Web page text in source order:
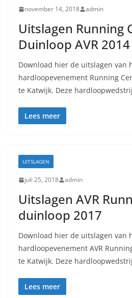
november 14, 2018 admin
Uitslagen Running
Duinloop AVR 2014
Download hier de uitslagen van
hardloopevenement Running
te Katwijk. Deze
Lees meer
UITSLAGEN
juli 25, 2018 admin
Uitslagen AVR
duinloop 2017
Download hier de uitslagen van
hardloopevenement AVR
te Katwijk. Deze
Lees meer